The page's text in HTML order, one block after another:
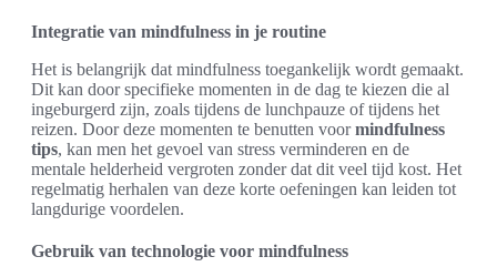
Integratie van mindfulness in je routine
Het is belangrijk dat mindfulness toegankelijk wordt gemaakt.
Dit kan door specifieke momenten in de dag te kiezen die al
ingeburgerd zijn, zoals tijdens de lunchpauze of tijdens het
reizen. Door deze momenten te benutten voormindfulness
tips, kan men het gevoel van stress verminderen en de
mentale helderheid vergroten zonder dat dit veel tijd kost. Het
regelmatig herhalen van deze korte oefeningen kan leiden tot
langdurige voordelen.
Gebruik van technologie voor mindfulness